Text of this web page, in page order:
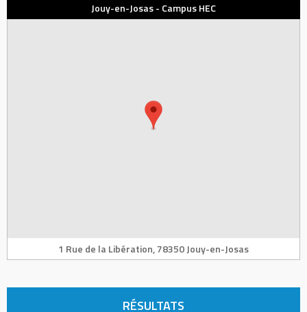
Jouy-en-Josas - Campus HEC
1 Rue de la Libération, 78350 Jouy-en-Josas
RÉSULTATS